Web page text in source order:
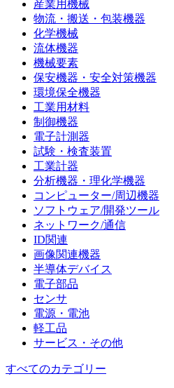
産業用機械
物流・搬送・包装機器
化学機械
流体機器
機械要素
保安機器・安全対策機器
環境保全機器
工業用材料
制御機器
電子計測器
試験・検査装置
工業計器
分析機器・理化学機器
コンピューター/周辺機器
ソフトウェア/開発ツール
ネットワーク/通信
ID関連
画像関連機器
半導体デバイス
電子部品
センサ
電源・電池
軽工品
サービス・その他
すべてのカテゴリー